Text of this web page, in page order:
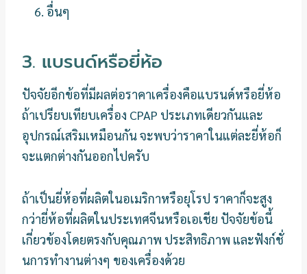
อื่นๆ
3. แบรนด์หรือยี่ห้อ
ปัจจัยอีกข้อที่มีผลต่อราคาเครื่องคือแบรนด์หรือยี่ห้อ
ถ้าเปรียบเทียบเครื่อง CPAP ประเภทเดียวกันและ
อุปกรณ์เสริมเหมือนกัน จะพบว่าราคาในแต่ละยี่ห้อก็
จะแตกต่างกันออกไปครับ
ถ้าเป็นยี่ห้อที่ผลิตในอเมริกาหรือยุโรป ราคาก็จะสูง
กว่ายี่ห้อที่ผลิตในประเทศจีนหรือเอเชีย ปัจจัยข้อนี้
เกี่ยวข้องโดยตรงกับคุณภาพ ประสิทธิภาพ และฟังก์ชั่
นการทำงานต่างๆ ของเครื่องด้วย